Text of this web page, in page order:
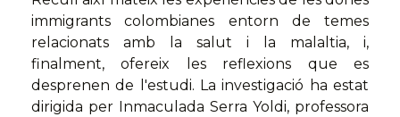
immigrants colombianes entorn de temes
relacionats amb la salut i la malaltia, i,
finalment, ofereix les reflexions que es
desprenen de l'estudi. La investigació ha estat
dirigida per Inmaculada Serra Yoldi, professora